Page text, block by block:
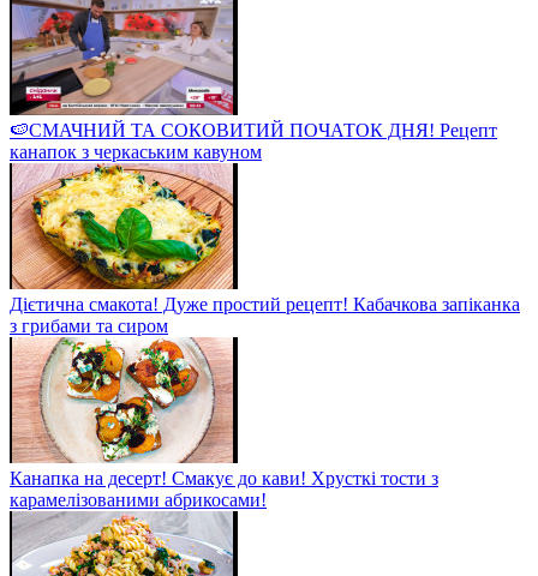
🍉СМАЧНИЙ ТА СОКОВИТИЙ ПОЧАТОК ДНЯ! Рецепт
канапок з черкаським кавуном
Дієтична смакота! Дуже простий рецепт! Кабачкова запіканка
з грибами та сиром
Канапка на десерт! Смакує до кави! Хрусткі тости з
карамелізованими абрикосами!